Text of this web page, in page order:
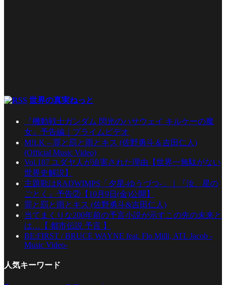
世界の真実ねっと
『機動戦士ガンダム 閃光のハサウェイ キルケーの魔
女』予告編｜プライムビデオ
M!LK – 罪と罰と雨とキス (佐野勇斗＆吉田仁人)
(Official Music Video)
Vol.187 ユダヤ人が迫害された理由【世界一無駄がない
世界史解説】
主題歌はRADWIMPS「夕星-ゆうづつ-」｜『汝、星の
ごとく』予告②【10月9日(金)公開】
罪と罰と雨とキス (佐野勇斗&吉田仁人)
当てまくりな200年前の予言小説が示すこの先の未来と
は…【 都市伝説 予言 】
BE:FIRST / BRUCE WAYNE feat. Flo Milli, ATL Jacob -
Music Video-
人気キーワード